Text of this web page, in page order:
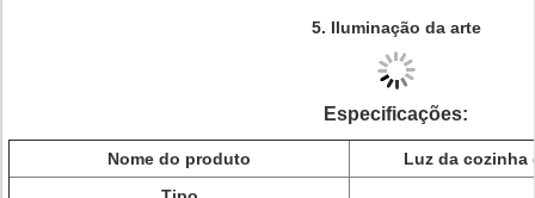
5. Iluminação da arte
Especificações:
Nome do produto
Luz da cozinha